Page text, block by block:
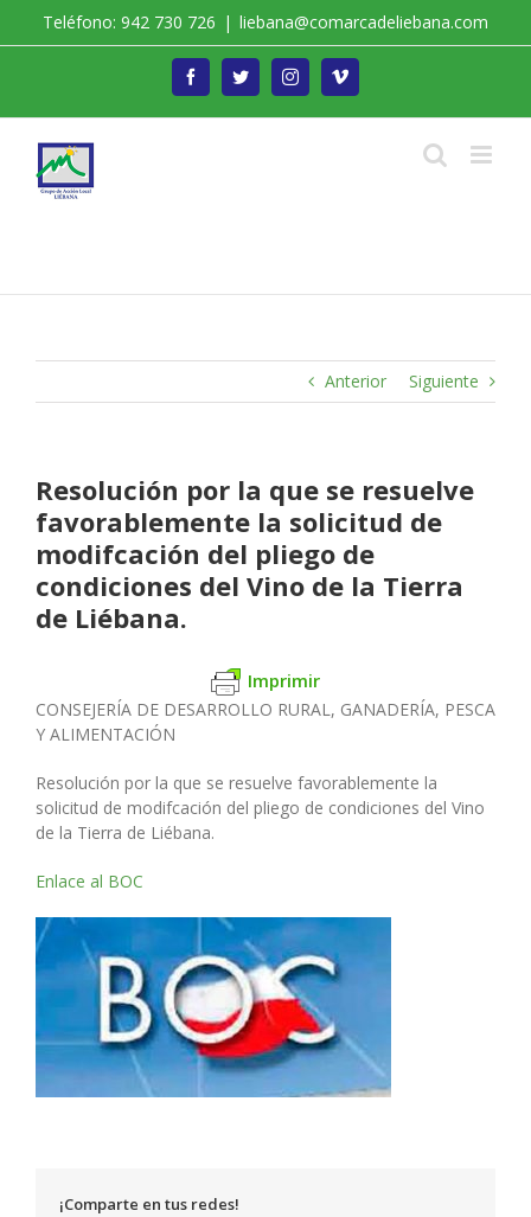
Teléfono: 942 730 726 | liebana@comarcadeliebana.com
FacebookTwitterInstagramVimeo
Anterior Siguiente
Resolución por la que se resuelve
favorablemente la solicitud de
modifcación del pliego de
condiciones del Vino de la Tierra
de Liébana.
Imprimir
CONSEJERÍA DE DESARROLLO RURAL, GANADERÍA, PESCA
Y ALIMENTACIÓN
Resolución por la que se resuelve favorablemente la
solicitud de modifcación del pliego de condiciones del Vino
de la Tierra de Liébana.
Enlace al BOC
¡Comparte en tus redes!